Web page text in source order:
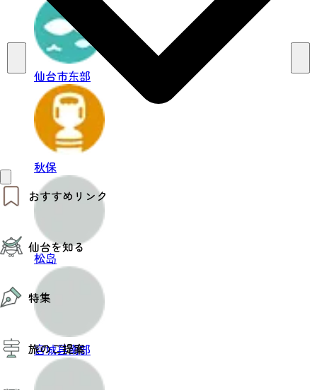
おすすめリンク
仙台夜時間
モデルコース
エリアガイド
お知らせ
お得なチケット
仙台を知る
仙台の魅力
エリアガイド
仙台観光PR動画ライブラリー
仙台から行く東北周遊旅
伝統的工芸品
特集
特集
夜時間トピックス
旅のご提案
仙台市东部
秋保
松岛
宫城县南部